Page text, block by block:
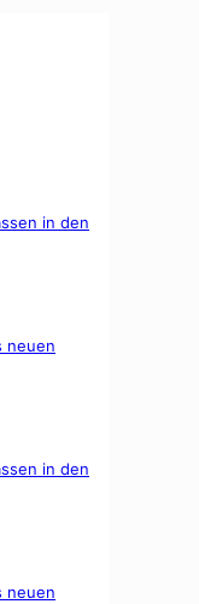
in den
neuen
in den
neuen